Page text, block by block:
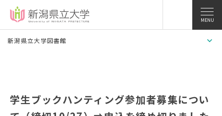
MENU
新潟県立大学図書館
学生ブックハンティング参加者募集につい